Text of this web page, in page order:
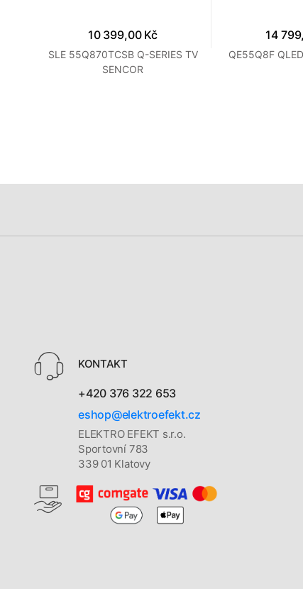
10 399,00 Kč
SLE 55Q870TCSB Q-SERIES TV
SENCOR
14
QE55Q8F
KONTAKT
+420 376 322 653
eshop@elektroefekt.cz
ELEKTRO EFEKT s.r.o.
Sportovní 783
339 01 Klatovy